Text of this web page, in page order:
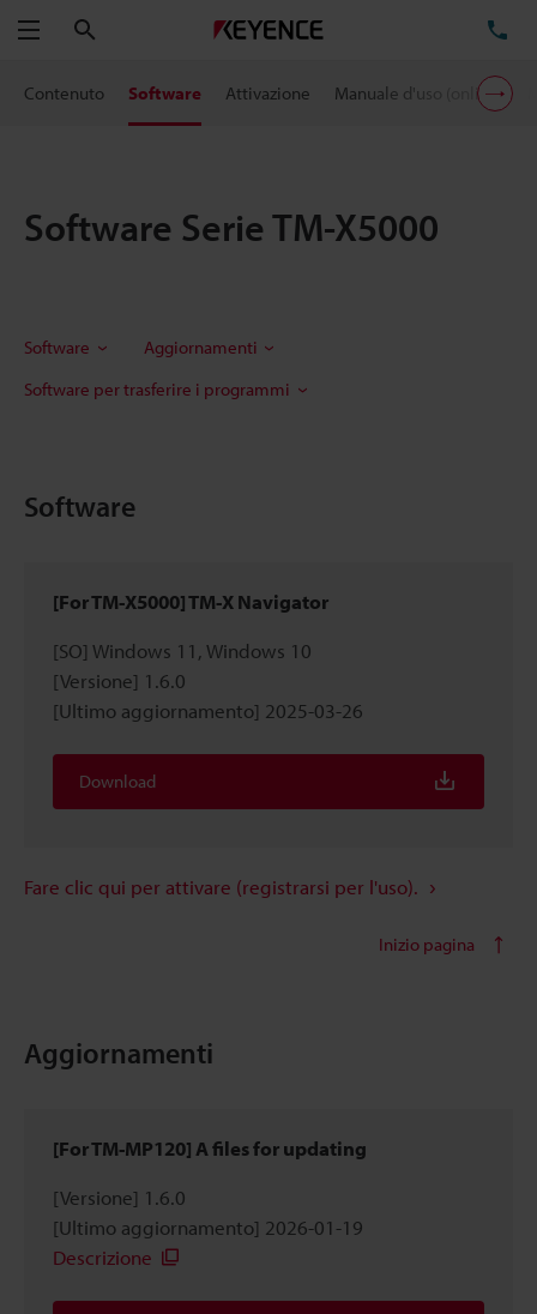
Menu
Contenuto Software Attivazione Manuale d'uso (online)
Software Serie TM-X5000
Software
Aggiornamenti
Software per trasferire i programmi
Software
[For TM-X5000] TM-X Navigator
[SO] Windows 11, Windows 10
[Versione] 1.6.0
[Ultimo aggiornamento] 2025-03-26
Download
Fare clic qui per attivare (registrarsi per l'uso).
Inizio pagina
Aggiornamenti
[For TM-MP120] A files for updating
[Versione] 1.6.0
[Ultimo aggiornamento] 2026-01-19
Descrizione